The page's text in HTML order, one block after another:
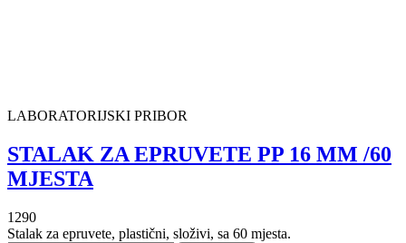
LABORATORIJSKI PRIBOR
STALAK ZA EPRUVETE PP 16 MM /60
MJESTA
1290
Stalak za epruvete, plastični, složivi, sa 60 mjesta.